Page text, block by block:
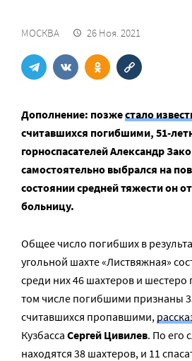
МОСКВА 26 Ноя. 2021
Дополнение: позжестало
считавшихся погибшими, 51-
горноспасателей Александр
самостоятельно выбрался на
состоянии средней тяжести он
больницу.
Общее число погибших в
угольной шахте «Листвяжная»
среди них 46 шахтеров и шестеро
том числе погибшими признаны
считавшихся пропавшими,
Кузбасса Сергей Цивилев. По его
находятся 38 шахтеров, и 11